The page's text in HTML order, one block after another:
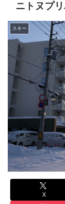
ニトヌプ
スキー
X